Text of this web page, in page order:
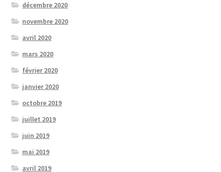
décembre 2020
novembre 2020
avril 2020
mars 2020
février 2020
janvier 2020
octobre 2019
juillet 2019
juin 2019
mai 2019
avril 2019